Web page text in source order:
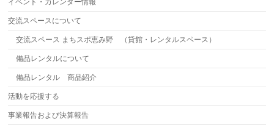
イベント・カレンダー情報
交流スペースについて
交流スペース まちスポ恵み野 （貸館・レンタルスペース）
備品レンタルについて
備品レンタル 商品紹介
活動を応援する
事業報告および決算報告